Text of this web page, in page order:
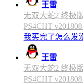
王雷
无双大蛇2 终极
PS4CHT
我买完了怎么发
王雷
无双大蛇2 终极
PS4CHT